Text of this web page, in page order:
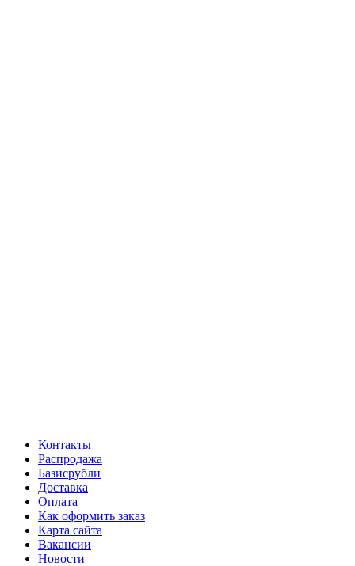
Контакты
Распродажа
Базисрубли
Доставка
Оплата
Как оформить заказ
Карта сайта
Вакансии
Новости